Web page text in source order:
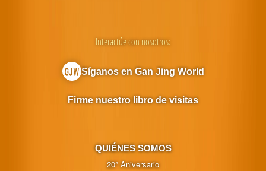
QUIÉNES SOMOS
20° Aniversario
Interactúe con nosotros:
Síganos en Gan Jing World
Firme nuestro libro de visitas